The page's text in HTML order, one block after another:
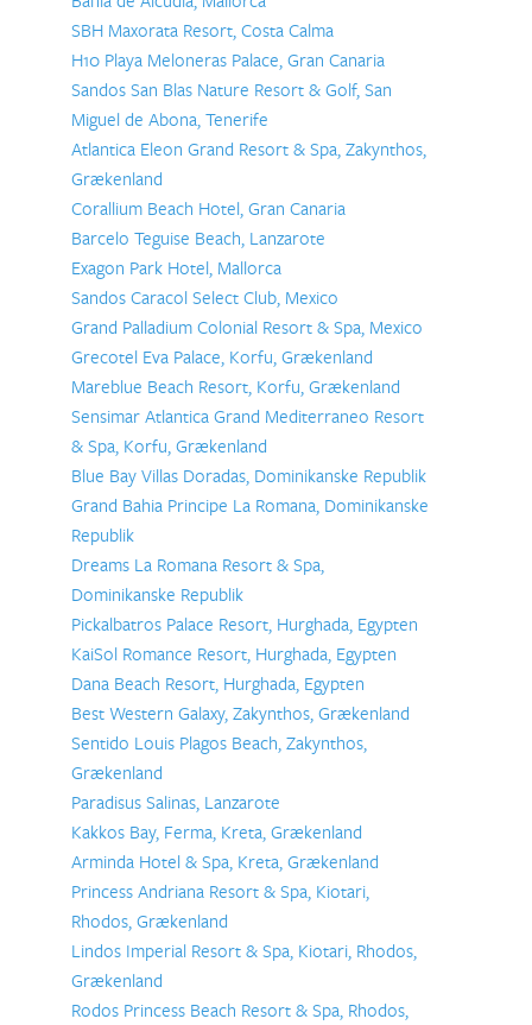
SBH Maxorata Resort, Costa Calma
H10 Playa Meloneras Palace, Gran Canaria
Sandos San Blas Nature Resort & Golf, San
Miguel de Abona, Tenerife
Atlantica Eleon Grand Resort & Spa, Zakynthos,
Grækenland
Corallium Beach Hotel, Gran Canaria
Barcelo Teguise Beach, Lanzarote
Exagon Park Hotel, Mallorca
Sandos Caracol Select Club, Mexico
Grand Palladium Colonial Resort & Spa, Mexico
Grecotel Eva Palace, Korfu, Grækenland
Mareblue Beach Resort, Korfu, Grækenland
Sensimar Atlantica Grand Mediterraneo Resort
& Spa, Korfu, Grækenland
Blue Bay Villas Doradas, Dominikanske Republik
Grand Bahia Principe La Romana, Dominikanske
Republik
Dreams La Romana Resort & Spa,
Dominikanske Republik
Pickalbatros Palace Resort, Hurghada, Egypten
KaiSol Romance Resort, Hurghada, Egypten
Dana Beach Resort, Hurghada, Egypten
Best Western Galaxy, Zakynthos, Grækenland
Sentido Louis Plagos Beach, Zakynthos,
Grækenland
Paradisus Salinas, Lanzarote
Kakkos Bay, Ferma, Kreta, Grækenland
Arminda Hotel & Spa, Kreta, Grækenland
Princess Andriana Resort & Spa, Kiotari,
Rhodos, Grækenland
Lindos Imperial Resort & Spa, Kiotari, Rhodos,
Grækenland
Rodos Princess Beach Resort & Spa, Rhodos,